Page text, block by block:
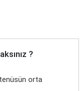
?
orta